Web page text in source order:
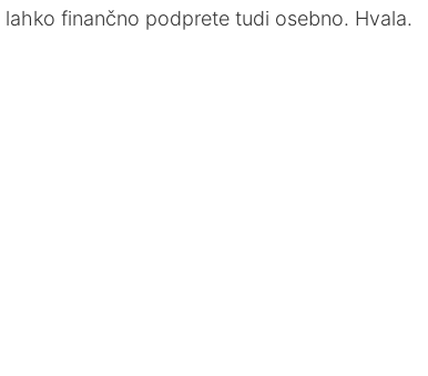
finančno podprete tudi osebno. Hvala.